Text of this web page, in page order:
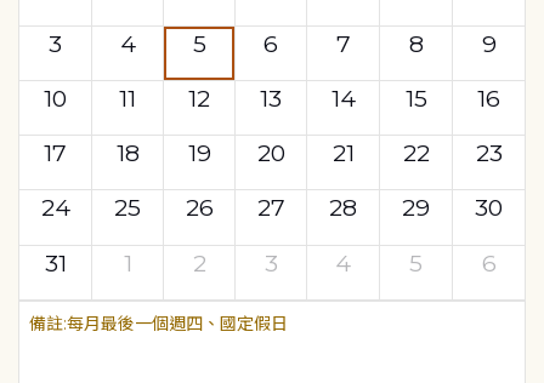
3
4 5 6 7 8
9
10
11 12 13 14 15
16
17
18 19 20 21 22
23
24
25 26 27 28 29
30
31
1 2 3 4 5 6
每月最後一個週四、國定假日